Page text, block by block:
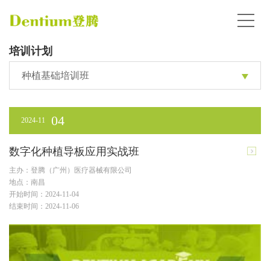
培训计划
种植基础培训班
2024-11 04
数字化种植导板应用实战班
主办：登腾（广州）医疗器械有限公司
地点：南昌
开始时间：2024-11-04
结束时间：2024-11-06